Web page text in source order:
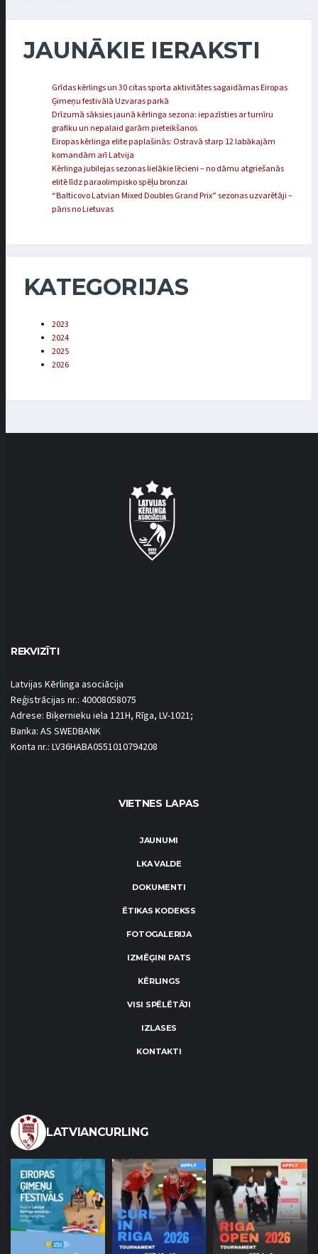
JAUNĀKIE IERAKSTI
Grīdas kērlings un 30 citas sporta aktivitātes sagaidāmas Eiropas
Ģimeņu festivālā Uzvaras parkā
Drīzumā sāksies jaunā kērlinga sezona: iepazīsties ar turnīru
grafiku un nepalaid garām pieteikšanos
Eiropas kērlinga elite paplašinās: Ostravā starp 12 labākajām
komandām arī Latvija
Kērlinga jubilejas sezonas lielākie lēcieni – no dāmu atgriešanās
elitē līdz paraolimpisko spēļu bronzai
“Balticovo Latvian Mixed Doubles Grand Prix” sezonas uzvarētāji –
pāris no Lietuvas
KATEGORIJAS
2023
2024
2025
2026
REKVIZĪTI
Latvijas Kērlinga asociācija
Reģistrācijas nr.: 40008058075
Adrese: Biķernieku iela 121H, Rīga, LV-1021;
Banka: AS SWEDBANK
Konta nr.: LV36HABA0551010794208
VIETNES LAPAS
JAUNUMI
LKA VALDE
DOKUMENTI
ĒTIKAS KODEKSS
FOTOGALERIJA
IZMĒĢINI PATS
KĒRLINGS
VISI SPĒLĒTĀJI
IZLASES
KONTAKTI
LATVIANCURLING